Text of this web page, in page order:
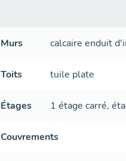
Murs calcaire enduit
Toits tuile plate
Étages 1 étage carré,
Couvrements